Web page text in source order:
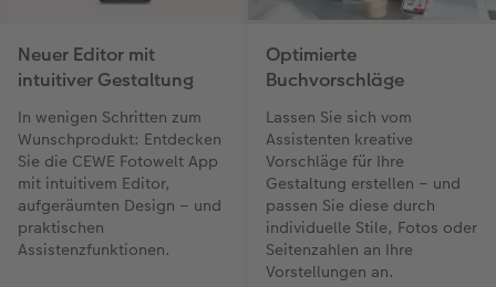
Neuer Editor mit
intuitiver Gestaltung
In wenigen Schritten zum
Wunschprodukt: Entdecken
Sie die CEWE Fotowelt App
mit intuitivem Editor,
aufgeräumten Design – und
praktischen
Assistenzfunktionen.
Optimierte
Buchvorschläge
Lassen Sie sich vom
Assistenten kreative
Vorschläge für Ihre
Gestaltung erstellen – und
passen Sie diese durch
individuelle Stile, Fotos oder
Seitenzahlen an Ihre
Vorstellungen an.